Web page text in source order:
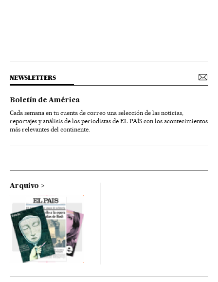
NEWSLETTERS
Boletín de América
Cada semana en tu cuenta de correo una selección de las noticias,
reportajes y análisis de los periodistas de EL PAÍS con los acontecimientos
más relevantes del continente.
Arquivo